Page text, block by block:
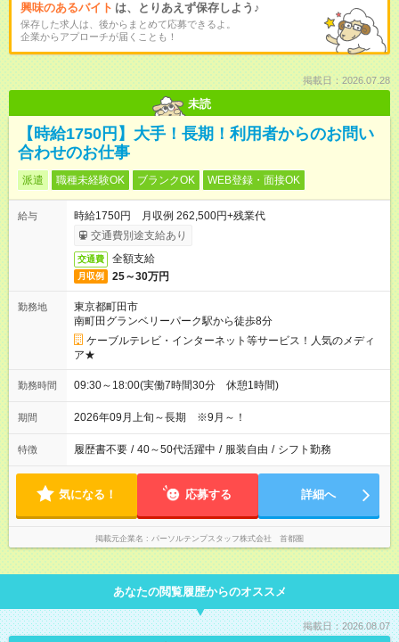
興味のあるバイト は、とりあえず保存しよう♪
保存した求人は、後からまとめて応募できるよ。
企業からアプローチが届くことも！
掲載日：2026.07.28
未読
【時給1750円】大手！長期！利用者からのお問い
合わせのお仕事
派遣 職種未経験OK ブランクOK WEB登録・面接OK
給与
時給1750円 月収例 262,500円+残業代
交通費別途支給あり
交通費 全額支給
月収例 25～30万円
勤務地
東京都町田市
南町田グランベリーパーク駅から徒歩8分
ケーブルテレビ・インターネット等サービス！人気のメディ
ア★
勤務時間 09:30～18:00(実働7時間30分 休憩1時間)
期間 2026年09月上旬～長期 ※9月～！
特徴 履歴書不要 / 40～50代活躍中 / 服装自由 / シフト勤務
気になる！ 応募する 詳細へ
掲載元企業名 パーソルテンプスタッフ株式会社 首都圏
あなたの閲覧履歴からのオススメ
掲載日：2026.08.07